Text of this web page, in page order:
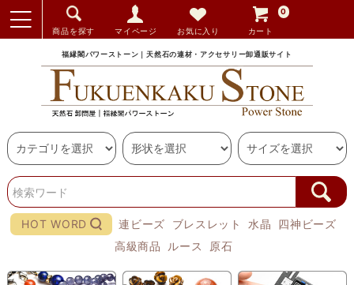
商品を探す マイページ お気に入り カート
0
福縁閣パワーストーン｜天然石の連材・アクセサリー卸通販サイト
HOT WORD 連ビーズ ブレスレット 水晶
四神ビーズ
高級商品
ルース 原石